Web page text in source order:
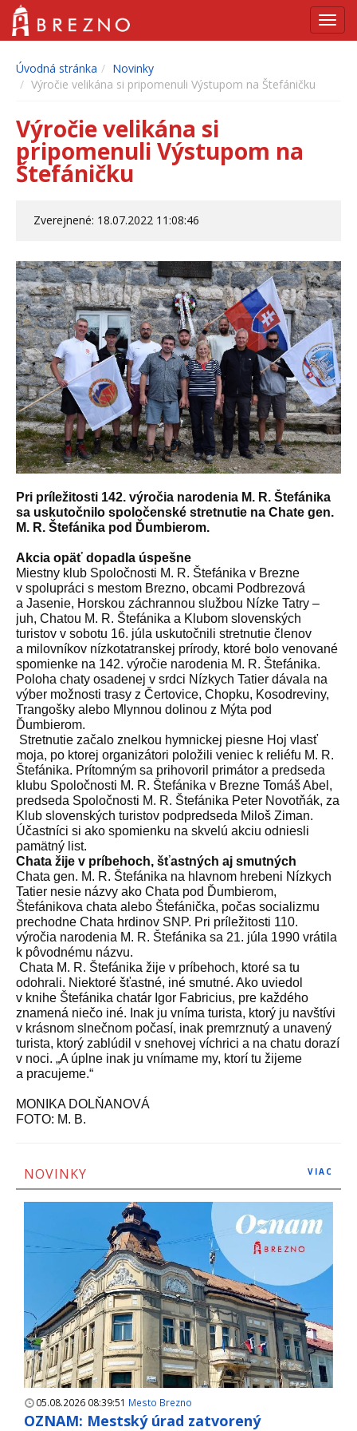
Úvodná stránka
Novinky
Výročie velikána si pripomenuli Výstupom na Štefáničku
Výročie velikána si
pripomenuli Výstupom na
Štefáničku
Zverejnené: 18.07.2022 11:08:46
Pri príležitosti 142. výročia narodenia M. R. Štefánika
sa uskutočnilo spoločenské stretnutie na Chate gen.
M. R. Štefánika pod Ďumbierom.
Akcia opäť dopadla úspešne
Miestny klub Spoločnosti M. R. Štefánika v Brezne
v spolupráci s mestom Brezno, obcami Podbrezová
a Jasenie, Horskou záchrannou službou Nízke Tatry –
juh, Chatou M. R. Štefánika a Klubom slovenských
turistov v sobotu 16. júla uskutočnili stretnutie členov
a milovníkov nízkotatranskej prírody, ktoré bolo venované
spomienke na 142. výročie narodenia M. R. Štefánika.
Poloha chaty osadenej v srdci Nízkych Tatier dávala na
výber možnosti trasy z Čertovice, Chopku, Kosodreviny,
Trangošky alebo Mlynnou dolinou z Mýta pod
Ďumbierom.
Stretnutie začalo znelkou hymnickej piesne Hoj vlasť
moja, po ktorej organizátori položili veniec k reliéfu M. R.
Štefánika. Prítomným sa prihovoril primátor a predseda
klubu Spoločnosti M. R. Štefánika v Brezne Tomáš Abel,
predseda Spoločnosti M. R. Štefánika Peter Novotňák, za
Klub slovenských turistov podpredseda Miloš Ziman.
Účastníci si ako spomienku na skvelú akciu odniesli
pamätný list.
Chata žije v príbehoch, šťastných aj smutných
Chata gen. M. R. Štefánika na hlavnom hrebeni Nízkych
Tatier nesie názvy ako Chata pod Ďumbierom,
Štefánikova chata alebo Štefánička, počas socializmu
prechodne Chata hrdinov SNP. Pri príležitosti 110.
výročia narodenia M. R. Štefánika sa 21. júla 1990 vrátila
k pôvodnému názvu.
Chata M. R. Štefánika žije v príbehoch, ktoré sa tu
odohrali. Niektoré šťastné, iné smutné. Ako uviedol
v knihe Štefánika chatár Igor Fabricius, pre každého
znamená niečo iné. Inak ju vníma turista, ktorý ju navštívi
v krásnom slnečnom počasí, inak premrznutý a unavený
turista, ktorý zablúdil v snehovej víchrici a na chatu dorazí
v noci. „A úplne inak ju vnímame my, ktorí tu žijeme
a pracujeme.“
MONIKA DOLŇANOVÁ
FOTO: M. B.
NOVINKY VIAC
05.08.2026 08:39:51 Mesto Brezno
OZNAM: Mestský úrad zatvorený